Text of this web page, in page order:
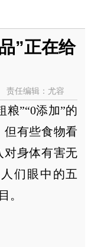
”正在给
责任编辑：尤容
粮”“0添加”的
但有些食物看
对身体有害无
们眼中的五
。